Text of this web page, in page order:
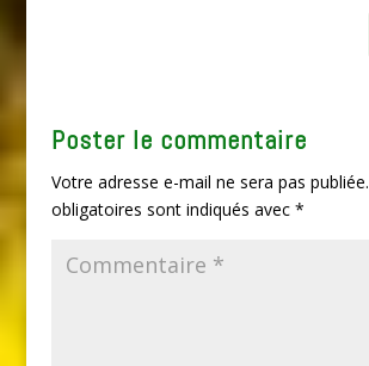
Poster le commentaire
Votre adresse e-mail ne sera pas publiée.
obligatoires sont indiqués avec *